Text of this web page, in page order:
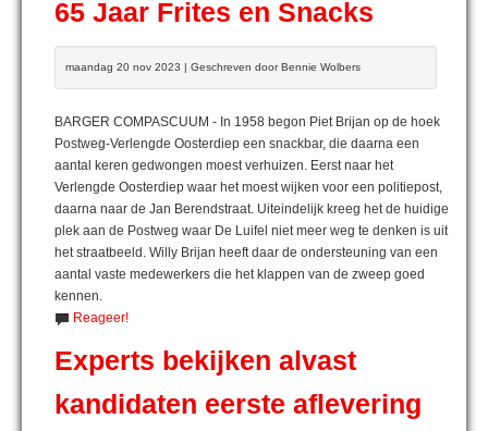
65 Jaar Frites en Snacks
maandag 20 nov 2023 | Geschreven door Bennie Wolbers
BARGER COMPASCUUM - In 1958 begon Piet Brijan op de hoek
Postweg-Verlengde Oosterdiep een snackbar, die daarna een
aantal keren gedwongen moest verhuizen. Eerst naar het
Verlengde Oosterdiep waar het moest wijken voor een politiepost,
daarna naar de Jan Berendstraat. Uiteindelijk kreeg het de huidige
plek aan de Postweg waar De Luifel niet meer weg te denken is uit
het straatbeeld. Willy Brijan heeft daar de ondersteuning van een
aantal vaste medewerkers die het klappen van de zweep goed
kennen.
Reageer!
Experts bekijken alvast
kandidaten eerste aflevering